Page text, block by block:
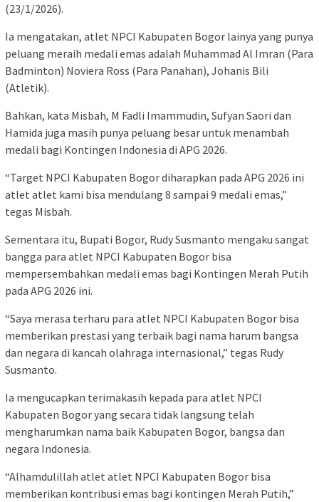
(23/1/2026).
Ia mengatakan, atlet NPCI Kabupaten Bogor lainya yang punya
peluang meraih medali emas adalah Muhammad Al Imran (Para
Badminton) Noviera Ross (Para Panahan), Johanis Bili
(Atletik).
Bahkan, kata Misbah, M Fadli Imammudin, Sufyan Saori dan
Hamida juga masih punya peluang besar untuk menambah
medali bagi Kontingen Indonesia di APG 2026.
“Target NPCI Kabupaten Bogor diharapkan pada APG 2026 ini
atlet atlet kami bisa mendulang 8 sampai 9 medali emas,”
tegas Misbah.
Sementara itu, Bupati Bogor, Rudy Susmanto mengaku sangat
bangga para atlet NPCI Kabupaten Bogor bisa
mempersembahkan medali emas bagi Kontingen Merah Putih
pada APG 2026 ini.
“Saya merasa terharu para atlet NPCI Kabupaten Bogor bisa
memberikan prestasi yang terbaik bagi nama harum bangsa
dan negara di kancah olahraga internasional,” tegas Rudy
Susmanto.
Ia mengucapkan terimakasih kepada para atlet NPCI
Kabupaten Bogor yang secara tidak langsung telah
mengharumkan nama baik Kabupaten Bogor, bangsa dan
negara Indonesia.
“Alhamdulillah atlet atlet NPCI Kabupaten Bogor bisa
memberikan kontribusi emas bagi kontingen Merah Putih,”